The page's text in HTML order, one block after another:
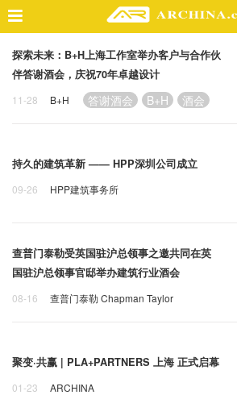
精选案例
建 筑
景 观
头条资讯
机 构
人 物
快速搜索
企业招聘
探索未来：B+H上海工作室举办客户与合作伙
伴答谢酒会，庆祝70年卓越设计
11-28 B+H 答谢酒会 B+H 酒会
持久的建筑革新 —— HPP深圳公司成立
09-26 HPP建筑事务所
查普门泰勒受英国驻沪总领事之邀共同在英
国驻沪总领事官邸举办建筑行业酒会
08-16 查普门泰勒 Chapman Taylor
聚变·共赢 | PLA+PARTNERS 上海 正式启幕
01-23 ARCHINA